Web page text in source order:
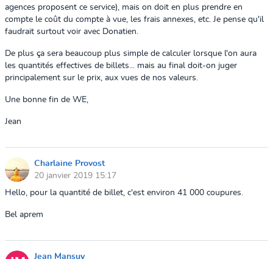
agences proposent ce service), mais on doit en plus prendre en
compte le coût du compte à vue, les frais annexes, etc. Je pense qu'il
faudrait surtout voir avec Donatien.
De plus ça sera beaucoup plus simple de calculer lorsque l'on aura
les quantités effectives de billets... mais au final doit-on juger
principalement sur le prix, aux vues de nos valeurs.
Une bonne fin de WE,
Jean
Charlaine Provost
20 janvier 2019 15:17
Hello, pour la quantité de billet, c'est environ 41 000 coupures.
Bel aprem
Jean Mansuy